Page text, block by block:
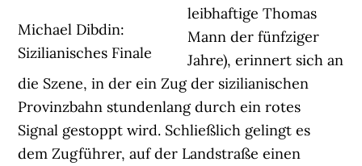
Michael Dibdin:
Sizilianisches Finale
leibhaftige Thomas
Mann der fünfziger
Jahre), erinnert sich an
die Szene, in der ein Zug der sizilianischen
Provinzbahn stundenlang durch ein rotes
Signal gestoppt wird. Schließlich gelingt es
dem Zugführer, auf der Landstraße einen